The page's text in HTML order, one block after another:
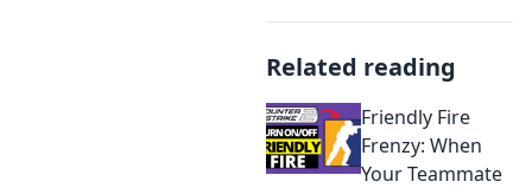
Related reading
Friendly Fire
Frenzy: When
Your Teammate